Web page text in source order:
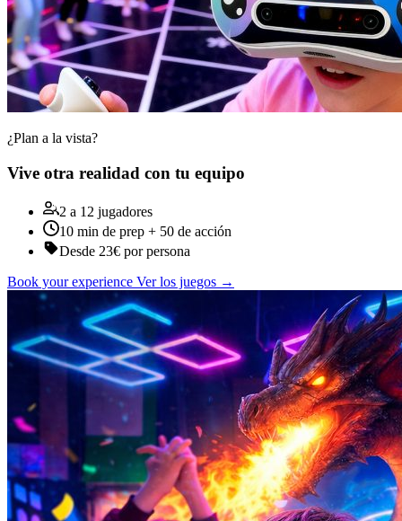
¿Plan a la vista?
Vive otra realidad con tu equipo
2 a 12 jugadores
10 min de prep + 50 de acción
Desde 23€ por persona
Book your experience Ver los juegos →